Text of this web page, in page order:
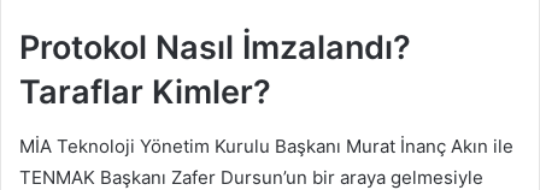
Protokol Nasıl İmzalandı?
Taraflar Kimler?
MİA Teknoloji Yönetim Kurulu Başkanı Murat İnanç Akın ile
TENMAK Başkanı Zafer Dursun’un bir araya gelmesiyle